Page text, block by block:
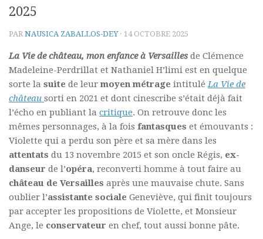
2025
PAR NAUSICA ZABALLOS-DEY · 14 OCTOBRE 2025
La Vie de château, mon enfance à Versailles de Clémence
Madeleine-Perdrillat et Nathaniel H’limi est en quelque
sorte la suite de leurmoyen métrage intituléLa Vie de
château sorti en 2021 et dont cinescribe s’était déjà fait
l’écho en publiant la critique. On retrouve donc les
mêmes personnages, à la fois fantasques et émouvants :
Violette qui a perdu son père et sa mère dans les
attentats du 13 novembre 2015 et son oncle Régis, ex-
danseur de l’opéra, reconverti homme à tout faire au
château de Versailles après une mauvaise chute. Sans
oublier l’assistante sociale Geneviève, qui finit toujours
par accepter les propositions de Violette, et Monsieur
Ange, le conservateur en chef, tout aussi bonne pâte.